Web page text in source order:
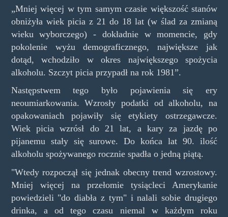
„Mniej więcej w tym samym czasie większość stanów
obniżyła wiek picia z 21 do 18 lat (w ślad za zmianą
wieku wyborczego) - dokładnie w momencie, gdy
pokolenie wyżu demograficznego, największe jak
dotąd, wchodziło w okres największego spożycia
alkoholu. Szczyt picia przypadł na rok 1981”.
Następstwem tego było pojawienia się ery
neoumiarkowania. Wzrosły podatki od alkoholu, na
opakowaniach pojawiły się etykiety ostrzegawcze.
Wiek picia wzrósł do 21 lat, a kary za jazdę po
pijanemu stały się surowe. Do końca lat 90. ilość
alkoholu spożywanego rocznie spadła o jedną piątą.
"Wtedy rozpoczął się jednak obecny trend wzrostowy.
Mniej więcej na przełomie tysiącleci Amerykanie
powiedzieli "do diabła z tym" i nalali sobie drugiego
drinka, a od tego czasu niemal w każdym roku